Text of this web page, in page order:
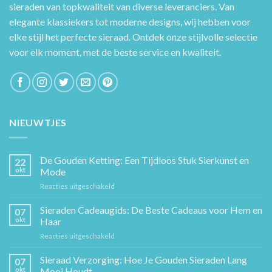
sieraden van topkwaliteit van diverse leveranciers. Van
elegante klassiekers tot moderne designs, wij hebben voor
elke stijl het perfecte sieraad. Ontdek onze stijlvolle selectie
voor elk moment, met de beste service en kwaliteit.
NIEUWTJES
22
okt
De Gouden Ketting: Een Tijdloos Stuk Sierkunst en
Mode
Reacties uitgeschakeld
Gouden
Ketting:
Sierkunst
en
07
okt
Sieraden Cadeaugids: De Beste Cadeaus voor Hem en
Haar
Reacties uitgeschakeld
Cadeaugids:
De
07
okt
Sieraad Verzorging: Hoe Je Gouden Sieraden Lang